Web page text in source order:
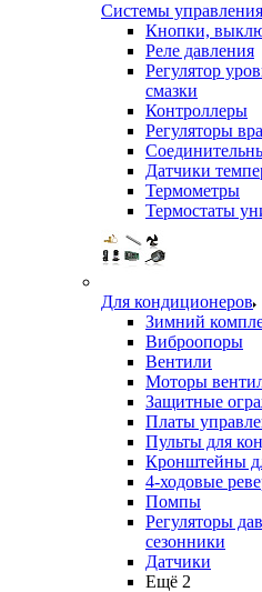
Системы
Кнопки,
Реле давления
Регулятор
смазки
Контроллеры
Регуляторы
Датчики
Термометры
Термостаты
Для кондиционеров
Зимний
Виброопоры
Вентили
Моторы
Защитные
Платы
Пульты для
Кронштейны
4-ходовые
Помпы
Регуляторы
сезонники
Датчики
Ещё 2